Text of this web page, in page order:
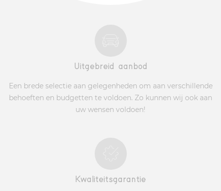
Uitgebreid aanbod
Een brede selectie aan gelegenheden om aan verschillende
behoeften en budgetten te voldoen. Zo kunnen wij ook aan
uw wensen voldoen!
Kwaliteitsgarantie